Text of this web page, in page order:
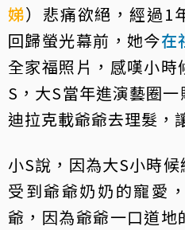
娣）悲痛欲絕，經過1
回歸螢光幕前，她今在
全家福照片，感嘆小
S，大S當年進演藝圈
迪拉克載爺爺去理髮，
小S說，因為大S小時
受到爺爺奶奶的寵愛
爺，因為爺爺一口道